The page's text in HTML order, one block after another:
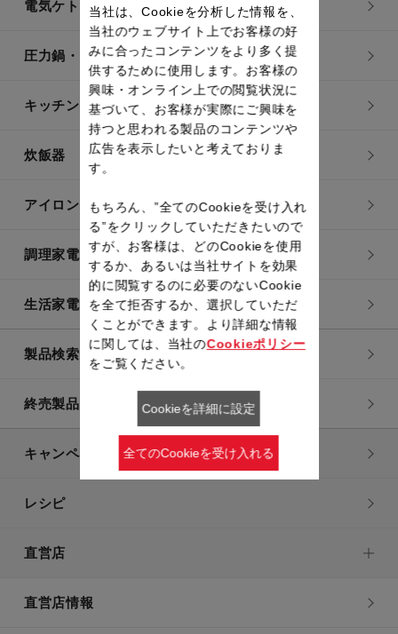
電気ケトル
圧力鍋・電気圧力鍋
キッチン用品
炊飯器
アイロン・衣類スチーマー
調理家電
生活家電
製品検索一覧
終売製品一覧
キャンペーン・特集
レシピ
直営店
直営店情報
当社は、Cookieを分析した情報を、
当社のウェブサイト上でお客様の好
みに合ったコンテンツをより多く提
供するために使用します。お客様の
興味・オンライン上での閲覧状況に
基づいて、お客様が実際にご興味を
持つと思われる製品のコンテンツや
広告を表示したいと考えておりま
す。
もちろん、”全てのCookieを受け入れ
る”をクリックしていただきたいので
すが、お客様は、どのCookieを使用
するか、あるいは当社サイトを効果
的に閲覧するのに必要のないCookie
を全て拒否するか、選択していただ
くことができます。より詳細な情報
に関しては、当社のCookieポリシー
をご覧ください。
Cookieを詳細に設定
全てのCookieを受け入れる